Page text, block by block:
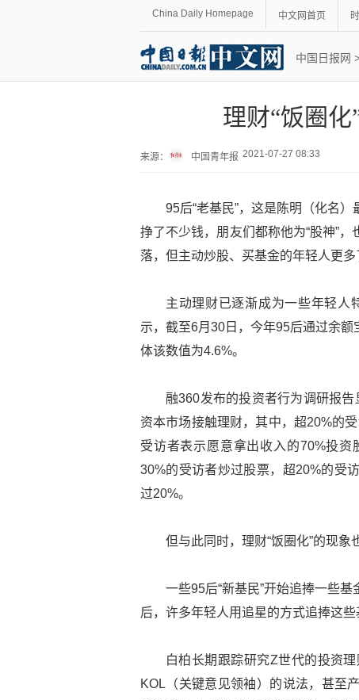
China Daily Homepage 中文网首页
中国日报网
理财“饭圈
来源： 中国青年报 2021-07-27 08:33
95后“老基民”，这是陈明（化名
挣了不少钱，朋友们都称他为“股神”
落，但主动炒股、买基金的年轻人更
主动理财已逐渐成为一些年轻人
示，截至6月30日，今年95后通过余
体该数值为4.6%。
融360发布的投资者行为调研报
资本市场接触理财，其中，超20%的
受访者表示愿意拿出收入的70%投
30%的受访者炒过股票，超20%的受
过20%。
但与此同时，理财“饭圈化”的现象
一些95后“新基民”开始追捧一些
后，许多年轻人用追星的方式追捧这
白柏长期跟踪研究Z世代的投资
KOL（关键意见领袖）的说法，甚至